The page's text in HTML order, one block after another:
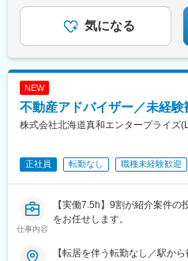
気になる
NEW
不動産アドバイザー／未経験
株式会社北海道真和エンタープライズ
正社員 転勤なし 職種未経験歓迎
仕事内容
【実働7.5h】9割が紹介案件
をお任せします。
【転居を伴う転勤なし／駅か